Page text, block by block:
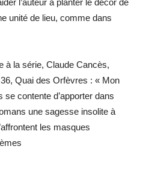
l’auteur à planter le décor de
unité de lieu, comme dans
à la série, Claude Cancès,
Quai des Orfèvres : « Mon
contente d’apporter dans
une sagesse insolite à
les masques